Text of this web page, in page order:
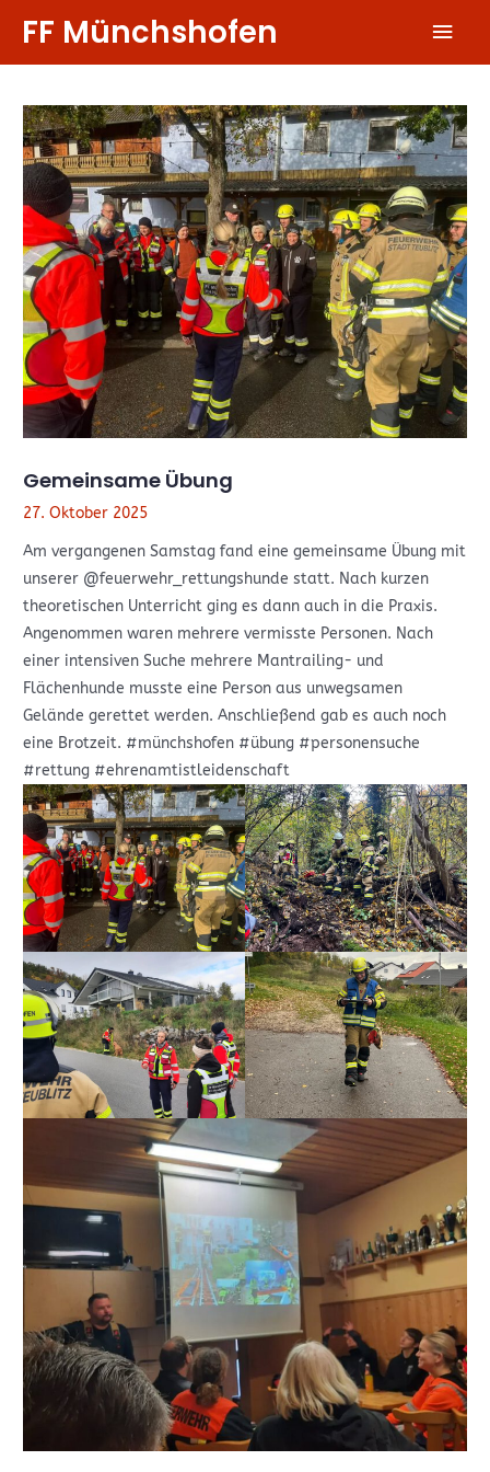
Inhalt
springen
FF Münchshofen
Gemeinsame Übung
27. Oktober 2025
Am vergangenen Samstag fand eine gemeinsame Übung mit
unserer @feuerwehr_rettungshunde statt. Nach kurzen
theoretischen Unterricht ging es dann auch in die Praxis.
Angenommen waren mehrere vermisste Personen. Nach
einer intensiven Suche mehrere Mantrailing- und
Flächenhunde musste eine Person aus unwegsamen
Gelände gerettet werden. Anschließend gab es auch noch
eine Brotzeit. #münchshofen #übung #personensuche
#rettung #ehrenamtistleidenschaft